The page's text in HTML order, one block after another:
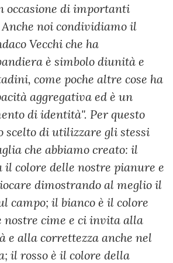
occasione di importanti
noi condividiamo il
Vecchi che ha
è simbolo diunità e
come poche altre cose ha
aggregativa ed è un
di identità". Per questo
scelto di utilizzare gli stessi
che abbiamo creato: il
il colore delle nostre pianure e
dimostrando al meglio il
campo; il bianco è il colore
nostre cime e ci invita alla
e alla correttezza anche nel
il rosso è il colore della